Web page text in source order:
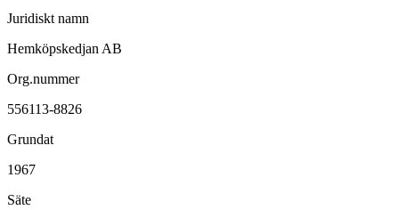
Juridiskt namn
Hemköpskedjan AB
Org.nummer
556113-8826
Grundat
1967
Säte